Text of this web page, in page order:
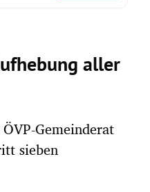
aller
Gemeinderat
sieben